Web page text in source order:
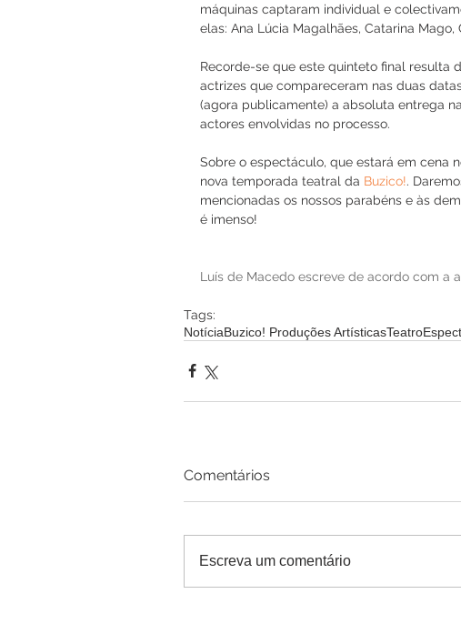
máquinas captaram individual e
elas: Ana Lúcia Magalhães, Catarina
Recorde-se que este quinteto final resulta
actrizes que compareceram nas duas
(agora publicamente) a absoluta entrega
actores envolvidas no processo.
Sobre o espectáculo, que estará em cena
nova temporada teatral da Buzico!.
mencionadas os nossos parabéns e às
é imenso!
Luís de Macedo escreve de acordo com a
Tags:
NotíciaBuzico! Produções ArtísticasTeatro
Comentários
Escreva um comentário